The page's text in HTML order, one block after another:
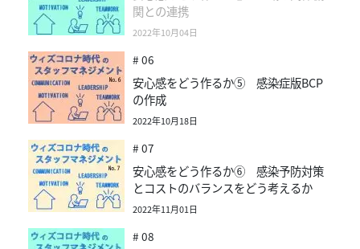
関との連携
2022年10月04日
# 06
安心感をどう作るか⑤ 感染症版BCP
の作成
2022年10月18日
# 07
安心感をどう作るか⑥ 感染予防対策
とコストのバランスをどう考えるか
2022年11月01日
# 08